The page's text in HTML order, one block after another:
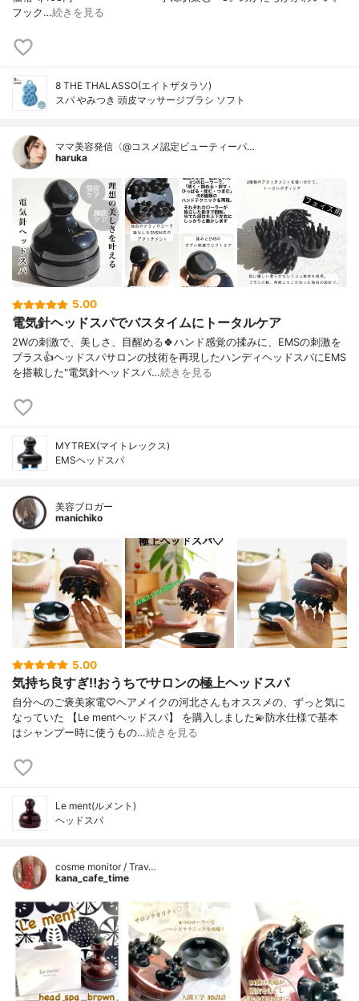
フック…続きを見る
8 THE THALASSO(エイトザタラソ)
スパ やみつき 頭皮マッサージブラシ ソフト
ママ美容発信〈@コスメ認定ビューティーパ…
haruka
5.00
電気針ヘッドスパでバスタイムにトータルケア
2Wの刺激で、美しさ、目醒める🍀ハンド感覚の揉みに、EMSの刺激を
プラス👍ヘッドスパサロンの技術を再現したハンディヘッドスパにEMS
を搭載した"電気針ヘッドスパ…続きを見る
MYTREX(マイトレックス)
EMSヘッドスパ
美容ブロガー
manichiko
5.00
気持ち良すぎ‼︎おうちでサロンの極上ヘッドスパ
自分へのご褒美家電♡ヘアメイクの河北さんもオススメの、ずっと気に
なっていた 【Le mentヘッドスパ】 を購入しました💫防水仕様で基本
はシャンプー時に使うもの…続きを見る
Le ment(ルメント)
ヘッドスパ
cosme monitor / Trav…
kana_cafe_time